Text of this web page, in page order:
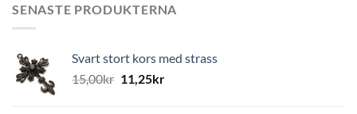
SENASTE PRODUKTERNA
Svart stort kors med strass
15,00kr 11,25kr